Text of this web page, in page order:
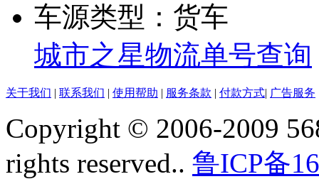
车源类型：货车
城市之星物流单号查询
关于我们 | 联系我们 | 使用帮助 | 服务条款 | 付款方式| 广告服务
Copyright © 2006-2009
rights reserved.. 鲁ICP备